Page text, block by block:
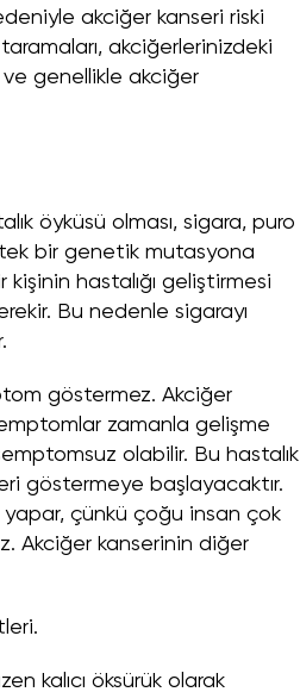
akciğer kanseri riski
akciğerlerinizdeki
genellikle akciğer
öyküsü olması, sigara, puro
bir genetik mutasyona
hastalığı geliştirmesi
Bu nedenle sigarayı
göstermez. Akciğer
zamanla gelişme
olabilir. Bu hastalık
göstermeye başlayacaktır.
yapar, çünkü çoğu insan çok
Akciğer kanserinin diğer
kalıcı öksürük olarak